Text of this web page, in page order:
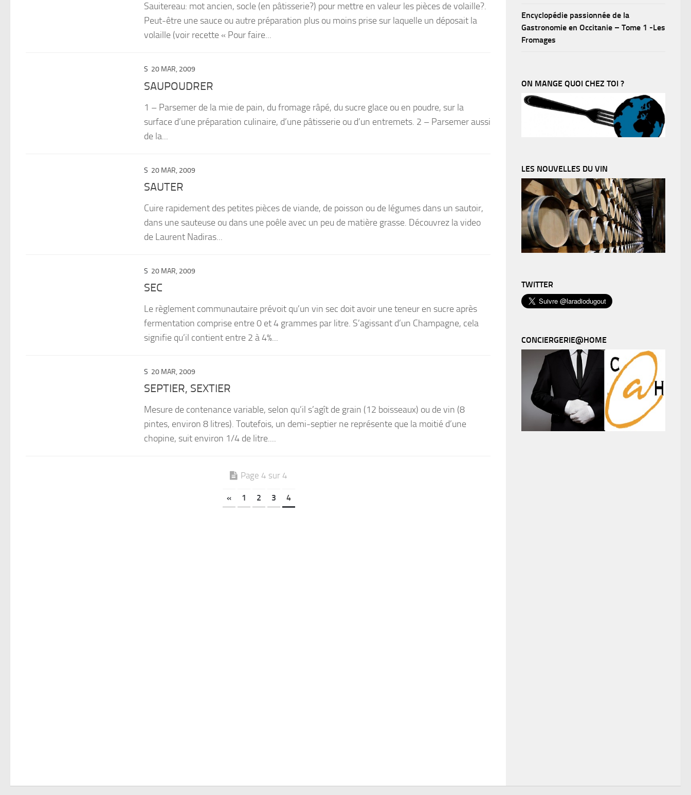
Sauitereau: mot ancien, socle (en pâtisserie?) pour mettre en valeur les pièces de volaille?.
Peut-être une sauce ou autre préparation plus ou moins prise sur laquelle un déposait la
volaille (voir recette « Pour faire...
S 20 MAR, 2009
SAUPOUDRER
1 – Parsemer de la mie de pain, du fromage râpé, du sucre glace ou en poudre, sur la
surface d’une préparation culinaire, d’une pâtisserie ou d’un entremets. 2 – Parsemer aussi
de la...
S 20 MAR, 2009
SAUTER
Cuire rapidement des petites pièces de viande, de poisson ou de légumes dans un sautoir,
dans une sauteuse ou dans une poêle avec un peu de matière grasse. Découvrez la video
de Laurent Nadiras...
S 20 MAR, 2009
SEC
Le règlement communautaire prévoit qu’un vin sec doit avoir une teneur en sucre après
fermentation comprise entre 0 et 4 grammes par litre. S’agissant d’un Champagne, cela
signifie qu’il contient entre 2 à 4%...
S 20 MAR, 2009
SEPTIER, SEXTIER
Mesure de contenance variable, selon qu’il s’agît de grain (12 boisseaux) ou de vin (8
pintes, environ 8 litres). Toutefois, un demi-septier ne représente que la moitié d’une
chopine, suit environ 1/4 de litre....
Page 4 sur 4
« 1 2 3 4
Encyclopédie passionnée de la
Gastronomie en Occitanie – Tome 1 -Les
Fromages
ON MANGE QUOI CHEZ TOI ?
LES NOUVELLES DU VIN
TWITTER
CONCIERGERIE@HOME